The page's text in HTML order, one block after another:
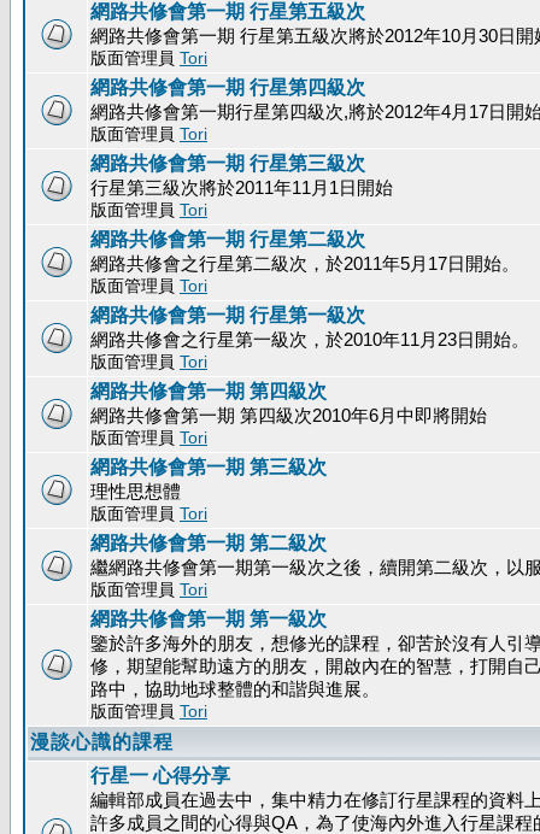
網路共修會第一期 行星第五級次
網路共修會第一期 行星第五級次將於2012年10月30日開
版面管理員 Tori
網路共修會第一期 行星第四級次
網路共修會第一期行星第四級次,將於2012年4月17日開
版面管理員 Tori
網路共修會第一期 行星第三級次
行星第三級次將於2011年11月1日開始
版面管理員 Tori
網路共修會第一期 行星第二級次
網路共修會之行星第二級次，於2011年5月17日開始。
版面管理員 Tori
網路共修會第一期 行星第一級次
網路共修會之行星第一級次，於2010年11月23日開始。
版面管理員 Tori
網路共修會第一期 第四級次
網路共修會第一期 第四級次2010年6月中即將開始
版面管理員 Tori
網路共修會第一期 第三級次
理性思想體
版面管理員 Tori
網路共修會第一期 第二級次
繼網路共修會第一期第一級次之後，續開第二級次，以
版面管理員 Tori
網路共修會第一期 第一級次
鑒於許多海外的朋友，想修光的課程，卻苦於沒有人引
修，期望能幫助遠方的朋友，開啟內在的智慧，打開自
路中，協助地球整體的和諧與進展。
版面管理員 Tori
漫談心識的課程
行星一 心得分享
編輯部成員在過去中，集中精力在修訂行星課程的資料
許多成員之間的心得與QA，為了使海內外進入行星課